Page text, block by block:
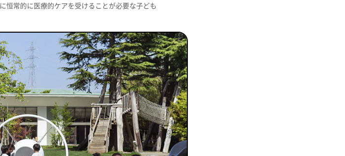
常的に医療的ケアを受けることが必要な子ども